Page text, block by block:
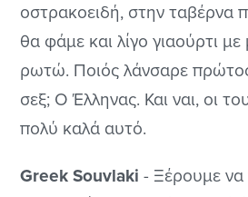
οστρακοειδή, στην ταβέρνα
θα φάμε και λίγο γιαούρτι με
ρωτώ. Ποιός λάνσαρε
σεξ; Ο Έλληνας. Και ναι, οι
πολύ καλά αυτό.
Greek Souvlaki - Ξέρουμε